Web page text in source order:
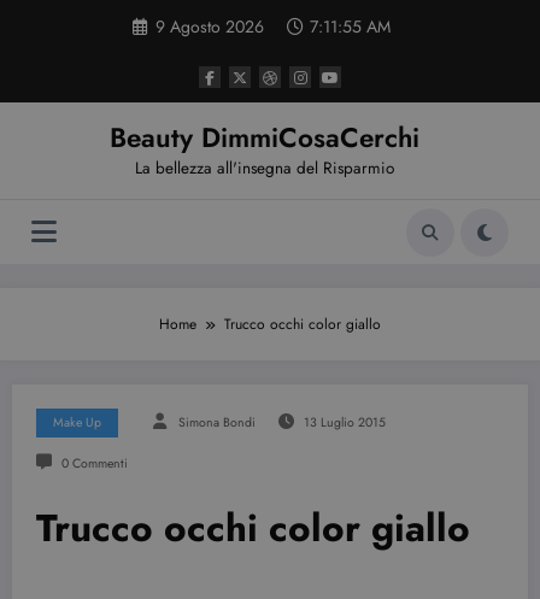
9 Agosto 2026 7:11:56 AM
Beauty DimmiCosaCerchi
La bellezza all'insegna del Risparmio
Home Trucco occhi color giallo
Make Up Simona Bondi 13 Luglio 2015
0 Commenti
Trucco occhi color giallo